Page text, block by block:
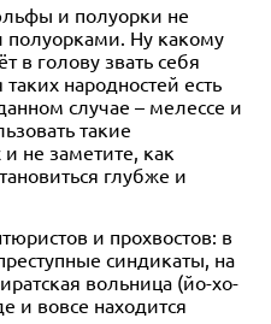
и полуорки не
полуорками. Ну какому
в голову звать себя
народностей есть
случае – мелессе и
такие
не заметите, как
глубже и
и прохвостов: в
синдикаты, на
вольница (йо-хо-
и вовсе находится